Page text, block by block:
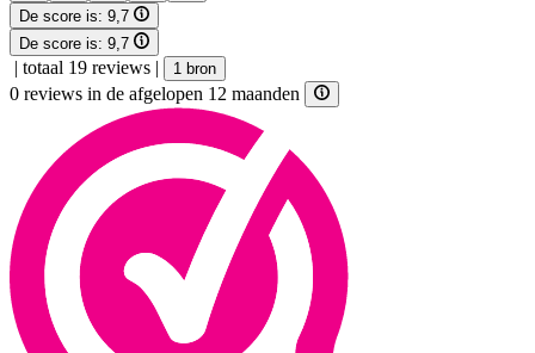
De score is: 9,7
De score is: 9,7
| totaal 19 reviews | 1 bron
0 reviews in de afgelopen 12 maanden